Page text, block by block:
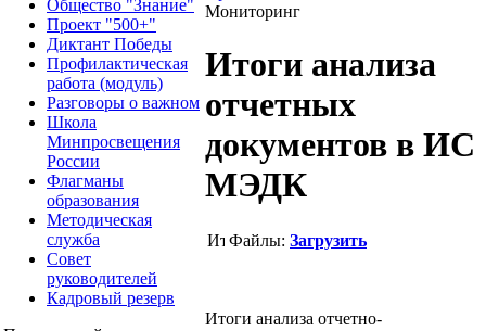
Общество "Знание"
Проект "500+"
Диктант Победы
Профилактическая
работа (модуль)
Разговоры о важном
Школа
Минпросвещения
России
Флагманы
образования
Методическая
служба
Совет
руководителей
Кадровый резерв
Мониторинг
Итоги анализа
отчетных
документов в ИС
МЭДК
Файлы: Загрузить
Итоги анализа отчетно-